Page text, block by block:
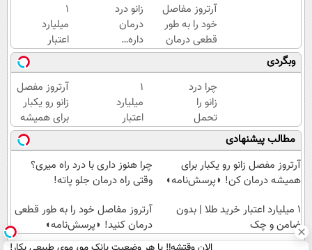
آرتروز مفاصل
خود را به طور
قطعی درمان
کنید!
◗پرسش‌نامه◖
زانو درد
درمان
داره…
چرا
هنوز
داری
بهش
ظلم
می‌کنی؟
۱
میلیارد
اعتبار
خرید
طلا |
بدون
ضامن
و چک
وبگردی
چرا درد
زانو را
تحمل
می‌کنی؟
خیلی
ساده
درمنزل
کن
۱
میلیارد
اعتبار
خرید
طلا |
بدون
ضامن
آرتروز مفصل
زانو رو یکبار
برای همیشه
درمان کن!
◗پرسش‌نامه◖
مطالب پیشنهادی
آرتروز مفصل زانو رو یکبار برای
همیشه درمان کن! ◗پرسش‌نامه◖
چرا هنوز داری با درد راه میری؟
وقتی راه درمان جلو پاته!
۱ میلیارد اعتبار خرید طلا | بدون
ضامن و چک
آرتروز مفاصل خود را به طور قطعی
درمان کنید! ◗پرسش‌نامه◖